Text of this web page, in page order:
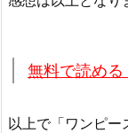
無料で読める
以上で「ワンピー